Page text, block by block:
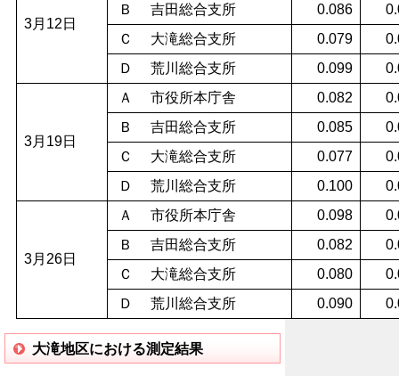
3月12日
Ｂ 吉田総合支所
0.086
Ｃ 大滝総合支所
0.079
Ｄ 荒川総合支所
0.099
3月19日
Ａ 市役所本庁舎 0.082
Ｂ 吉田総合支所
0.085
Ｃ 大滝総合支所
0.077
Ｄ 荒川総合支所
0.100
3月26日
Ａ 市役所本庁舎 0.098
Ｂ 吉田総合支所
0.082
Ｃ 大滝総合支所
0.080
Ｄ 荒川総合支所
0.090
大滝地区における測定結果